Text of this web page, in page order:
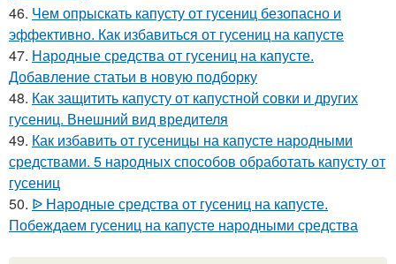
46. Чем опрыскать капусту от гусениц безопасно и
эффективно. Как избавиться от гусениц на капусте
47. Народные средства от гусениц на капусте.
Добавление статьи в новую подборку
48. Как защитить капусту от капустной совки и других
гусениц. Внешний вид вредителя
49. Как избавить от гусеницы на капусте народными
средствами. 5 народных способов обработать капусту от
гусениц
50. ᐉ Народные средства от гусениц на капусте.
Побеждаем гусениц на капусте народными средства